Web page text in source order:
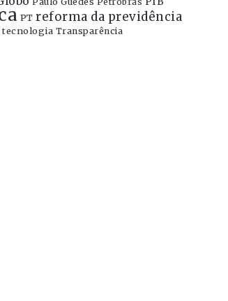
PT reforma da previdência
tecnologia Transparência